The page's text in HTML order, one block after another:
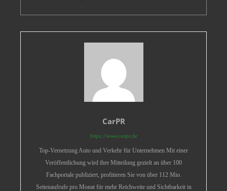
CarPR
https://www.carpr.de
Top-Vernetzung Auto und Verkehr für Unternehmen Mit einer
Veröffentlichung wird ihre Mitteilung gezielt an über 100
Fachportale publiziert, profitieren Sie von über 112 Mio.
Seitenaufrufe pro Monat für mehr Reichweite und Sichtbarkeit in